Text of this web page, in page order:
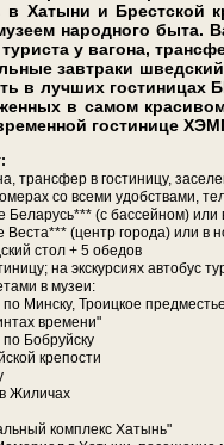
Ха­ты­ни и Брест­ской
на­род­но­го бы­та.
у ва­го­на,
завтраки
в луч­ших
в самом
гостинице
транс­фер в го­сти­ни­цу,
со все­ми удоб­ства­ми,
Бе­ла­русь*** (с бас­сей­ном)
Веста*** (центр го­ро­да) или в
стол + 5 обе­дов
на экс­кур­си­ях ав­то­бус
в му­зеи:
Мин­ску, Тро­иц­кое
вре­ме­ни"
Боб­руй­ску
кре­по­сти
Жи­ли­чах
ком­плекс Ха­тынь"